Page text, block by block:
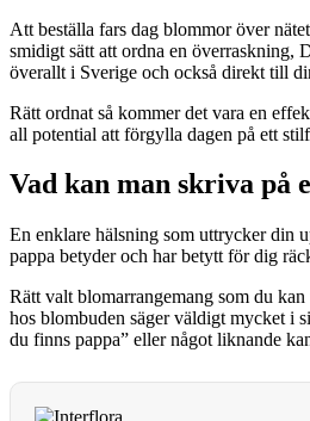
Att beställa fars dag blommor över
smidigt sätt att ordna en överraskning,
överallt i Sverige och också direkt till
Rätt ordnat så kommer det vara en
all potential att förgylla dagen på ett
Vad kan man skriva på
En enklare hälsning som uttrycker din
pappa betyder och har betytt för dig
Rätt valt blomarrangemang som du
hos blombuden säger väldigt mycket i
du finns pappa” eller något liknande